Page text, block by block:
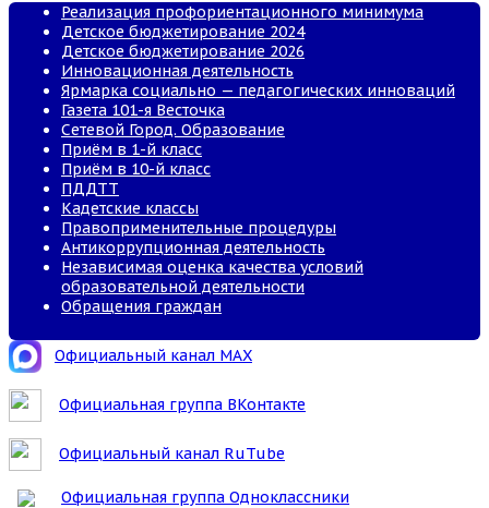
Реализация профориентационного минимума
Детское бюджетирование 2024
Детское бюджетирование 2026
Инновационная деятельность
Ярмарка социально — педагогических инноваций
Газета 101-я Весточка
Сетевой Город. Образование
Приём в 1-й класс
Приём в 10-й класс
ПДДТТ
Кадетские классы
Правоприменительные процедуры
Антикоррупционная деятельность
Независимая оценка качества условий
образовательной деятельности
Обращения граждан
Официальный канал MAX
Официальная группа ВКонтакте
Официальный канал RuTube
Официальная группа Одноклассники